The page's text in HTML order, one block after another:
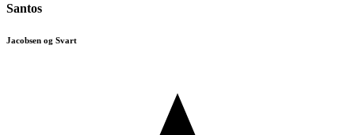
Santos
Jacobsen og Svart